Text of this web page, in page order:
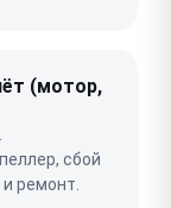
(мотор,
сбой
ремонт.